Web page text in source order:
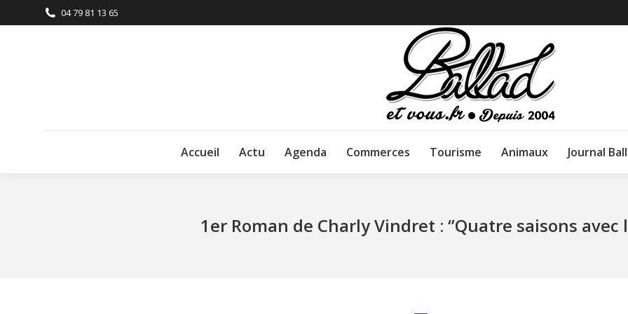
04 79 81 13 65
Accueil Actu Agenda Commerces Tourisme Animaux Journal
1er Roman de Charly Vindret : ‘’Quatre saisons avec